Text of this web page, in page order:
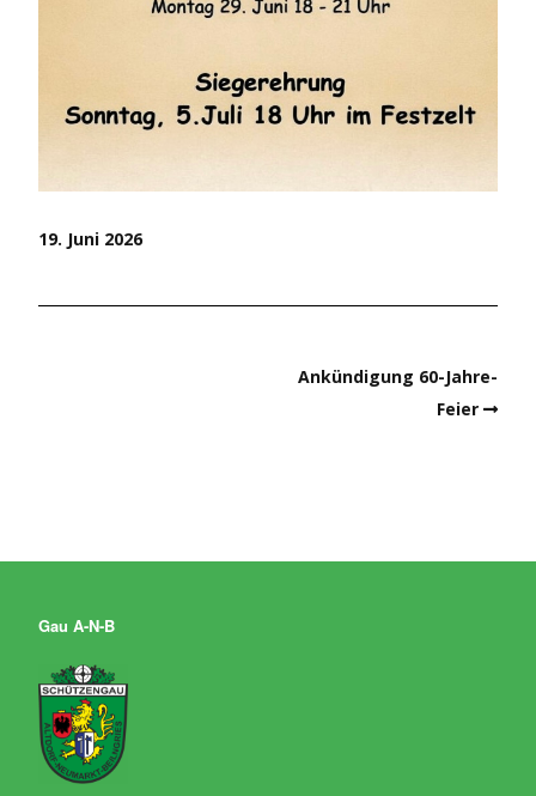
19. Juni 2026
Ankündigung 60-Jahre-
Feier
Gau A-N-B